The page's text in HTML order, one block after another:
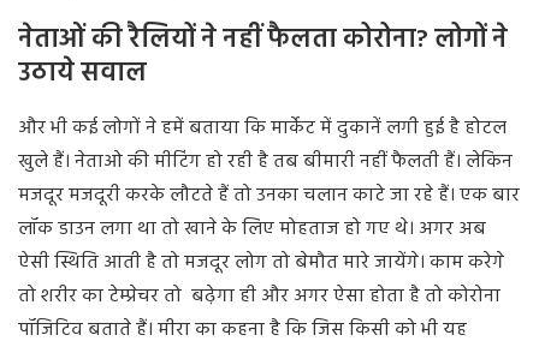
नेताओं की रैलियों ने नहीं फैलता कोरोना? लोगों ने
उठाये सवाल
और भी कई लोगों ने हमें बताया कि मार्केट में दुकानें लगी हुई है होटल
खुले हैं।नेताओ की मीटिंग हो रही है तब बीमारी नहीं फैलती हैं।लेकिन
मजदूर मजदूरी करके लौटते हैं तो उनका चलान काटे जा रहे हैं।एक बार
लॉक डाउन लगा था तो खाने के लिए मोहताज हो गए थे। अगर अब
ऐसी स्थिति आती है तो मजदूर लोग तो बेमौत मारे जायेंगे।काम करेगे
तो शरीर का टेम्प्रेचर तो बढ़ेगा ही और अगर ऐसा होता है तो कोरोना
पॉजिटिव बताते हैं।मीरा का कहना है कि जिस किसी को भी यह